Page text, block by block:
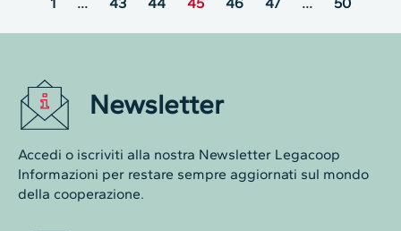
1 … 43 44 45 46 47 … 50
Newsletter
Accedi o iscriviti alla nostra Newsletter Legacoop
Informazioni per restare sempre aggiornati sul mondo
della cooperazione.